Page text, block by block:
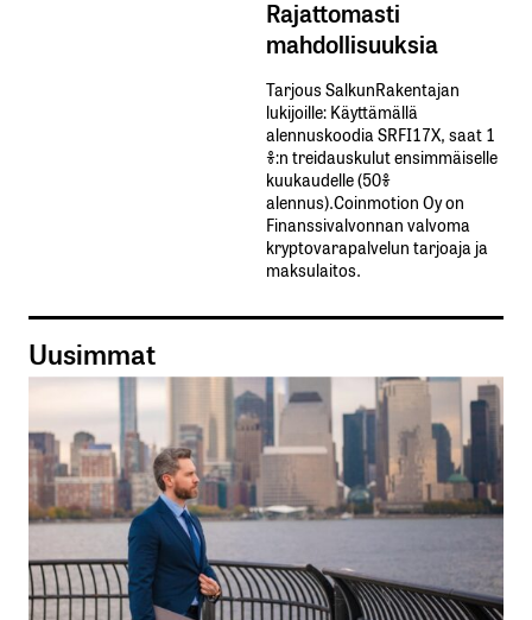
Rajattomasti
mahdollisuuksia
Tarjous SalkunRakentajan
lukijoille: Käyttämällä​ ​
alennuskoodia​ ​SRFI17X,​ ​saat​ ​1
%:n treidauskulut​ ​ensimmäiselle​ ​
kuukaudelle​ ​(50%​ ​
alennus).Coinmotion Oy on
Finanssivalvonnan valvoma
kryptovarapalvelun tarjoaja ja
maksulaitos.
Uusimmat